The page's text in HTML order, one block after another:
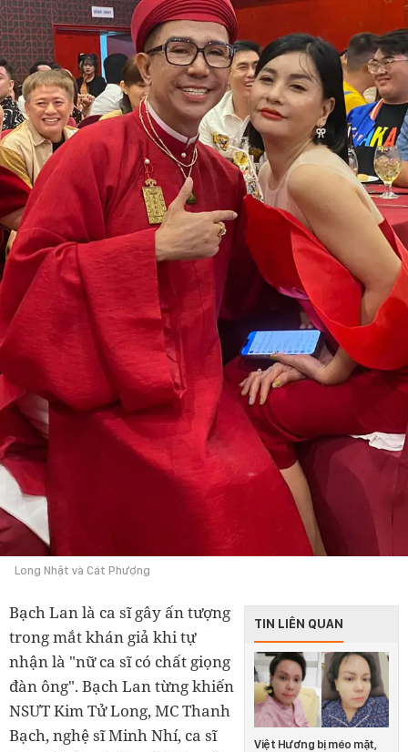
Long Nhật và Cát Phượng
TIN LIÊN QUAN
Việt Hương bị méo mặt,
Bạch Lan là ca sĩ gây ấn tượng
trong mắt khán giả khi tự
nhận là "nữ ca sĩ có chất giọng
đàn ông". Bạch Lan từng khiến
NSƯT Kim Tử Long, MC Thanh
Bạch, nghệ sĩ Minh Nhí, ca sĩ